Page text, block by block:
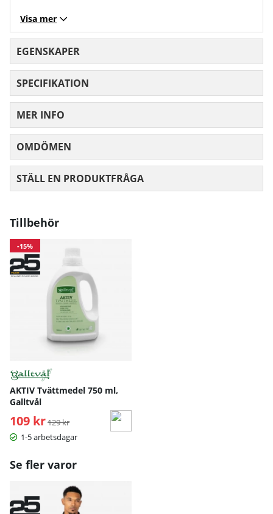
Visa mer
EGENSKAPER
SPECIFIKATION
MER INFO
OMDÖMEN
STÄLL EN PRODUKTFRÅGA
Tillbehör
-15%
AKTIV Tvättmedel 750 ml,
Galltvål
109 kr Ordinarie pris:
129 kr
1-5 arbetsdagar
Se fler varor